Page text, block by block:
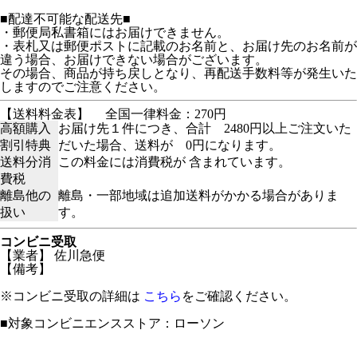
■配達不可能な配送先■
・郵便局私書箱にはお届けできません。
・表札又は郵便ポストに記載のお名前と、お届け先のお名前が
違う場合、お届けできない場合がございます。
その場合、商品が持ち戻しとなり、再配送手数料等が発生いた
しますのでご注意ください。
【送料料金表】
全国一律料金：270円
高額購入
割引特典
お届け先１件につき、合計 2480円以上ご注文いた
だいた場合、送料が 0円になります。
送料分消
費税
この料金には消費税が 含まれています。
離島他の
扱い
離島・一部地域は追加送料がかかる場合がありま
す。
コンビニ受取
【業者】 佐川急便
【備考】
※コンビニ受取の詳細は こちら をご確認ください。
■対象コンビニエンスストア：ローソン